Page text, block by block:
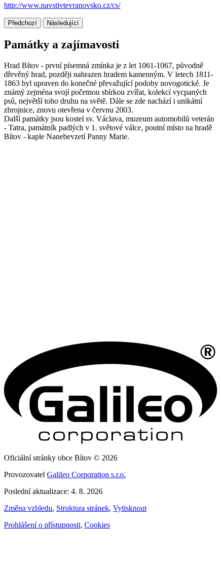
http://www.navstivtevranovsko.cz/cs/
Předchozí Následující
Památky a zajímavosti
Hrad Bítov - první písemná zmínka je z let 1061-1067, původně
dřevěný hrad, později nahrazen hradem kamenným. V letech 1811-
1863 byl upraven do konečné převažující podoby novogotické. Je
známý zejména svojí početnou sbírkou zvířat, kolekcí vycpaných
psů, největší toho druhu na světě. Dále se zde nachází i unikátní
zbrojnice, znovu otevřena v červnu 2003.
Další památky jsou kostel sv. Václava, muzeum automobilů veterán
- Tatra, památník padlých v 1. světové válce, poutní místo na hradě
Bítov - kaple Nanebevzetí Panny Marie.
Oficiální stránky obce Bítov © 2026
Provozovatel Galileo Corporation s.r.o.
Poslední aktualizace: 4. 8. 2026
Změna vzhledu, Struktura stránek, Vytisknout
Prohlášení o přístupnosti, Cookies